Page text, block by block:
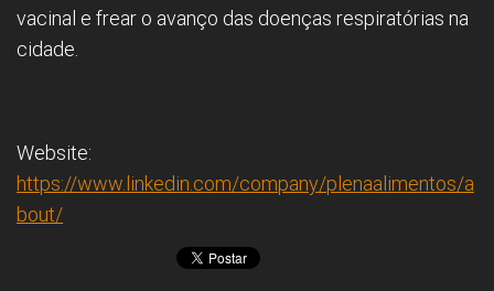
vacinal e frear o avanço das doenças respiratórias na
cidade.
Website:
https://www.linkedin.com/company/plenaalimentos/a
bout/